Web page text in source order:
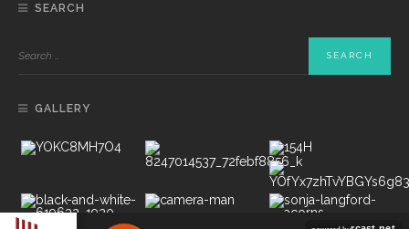
SEARCH
GALLERY